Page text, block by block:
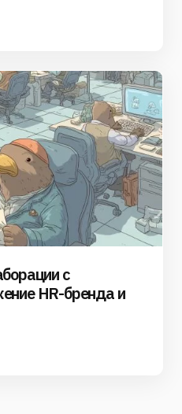
с
HR-бренда и